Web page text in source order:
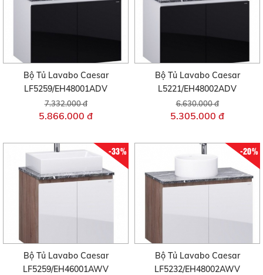
Bộ Tủ Lavabo Caesar
LF5259/EH48001ADV
7.332.000 đ
5.866.000 đ
Bộ Tủ Lavabo Caesar
L5221/EH48002ADV
6.630.000 đ
5.305.000 đ
-33%
Bộ Tủ Lavabo Caesar
LF5259/EH46001AWV
-20%
Bộ Tủ Lavabo Caesar
LF5232/EH48002AWV